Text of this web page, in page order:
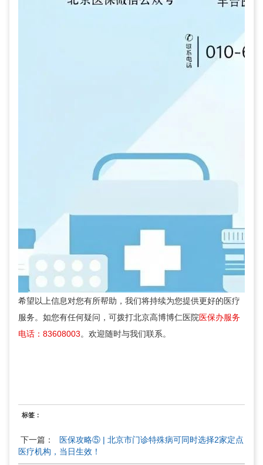
希望以上信息对您有所帮助，我们将持续为您提供更好的医疗
服务。如您有任何疑问，可拨打北京高博博仁医院医保办服务
电话：83608003。欢迎随时与我们联系。
标签：
下一篇：
医保攻略⑤ | 北京市门诊特殊病可同时选择2家定点
医疗机构，当日生效！